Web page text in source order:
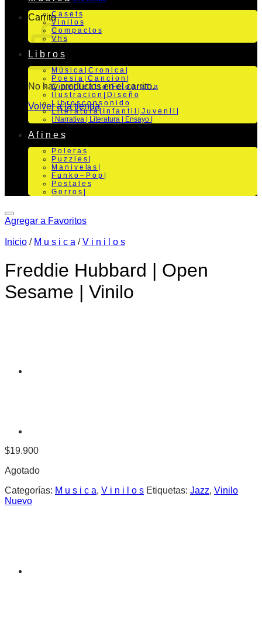
Carrito
No hay productos en el carrito.
Volver a la tienda
C a s e t s
V i n i l o s
C o m p a c t o s
V h s
L i b r o s
M ú s i c a | C r o n i c a |
P o e s i a | C a n c i o n |
C i n e | T e a t r o | Fo t o g r a f i a
I l u s t r a c i o n | D i s e ñ o
L i b r o s c o n s o n i d o
L i t e r a t u r a | I n f a n t i l | J u v e n i l |
| Narrativa | Literatura | Ensayo |
A f i n e s
P o l e r a s
P u z z l e s |
M a n i v e la s |
F u n k o – P o p |
P o s t a l e s
G o r r o s |
Agregar a Favoritos
Inicio / M u s i c a / V i n i l o s
Freddie Hubbard | Open
Sesame | Vinilo
$19.900
Agotado
Categorías: M u s i c a, V i n i l o s Etiquetas: Jazz, Vinilo
Nuevo